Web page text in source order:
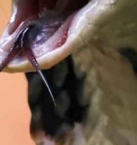
Karir